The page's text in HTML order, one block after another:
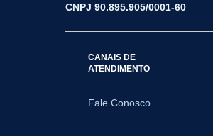
CNPJ 90.895.905/0001-60
CANAIS DE
ATENDIMENTO
Fale Conosco